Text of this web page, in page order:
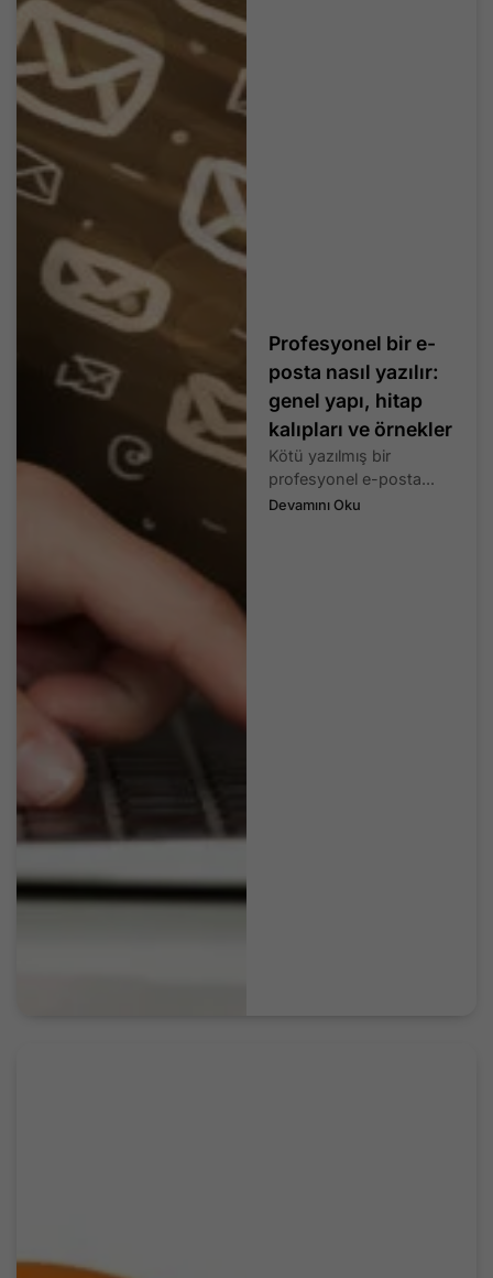
Profesyonel bir e-
posta nasıl yazılır:
genel yapı, hitap
kalıpları ve örnekler
Kötü yazılmış bir
profesyonel e-posta...
Devamını Oku